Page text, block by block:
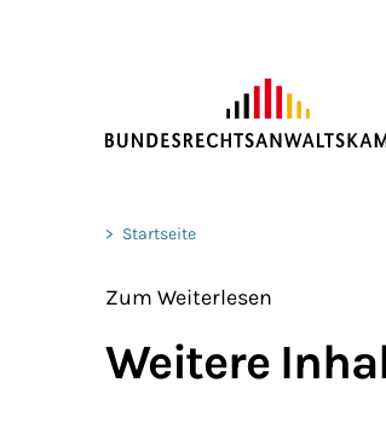
Sie befinden sich hier:
> Startseite
Zum Weiterlesen
Weitere